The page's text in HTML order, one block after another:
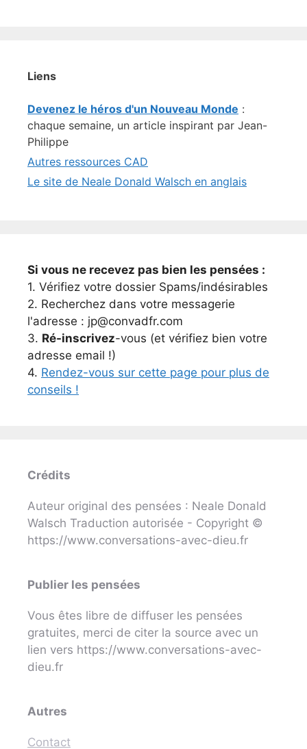
Liens
Devenez le héros d'un Nouveau Monde :
chaque semaine, un article inspirant par Jean-
Philippe
Autres ressources CAD
Le site de Neale Donald Walsch en anglais
Si vous ne recevez pas bien les pensées :
1. Vérifiez votre dossier Spams/indésirables
2. Recherchez dans votre messagerie
l'adresse : jp@convadfr.com
3. Ré-inscrivez-vous (et vérifiez bien votre
adresse email !)
4. Rendez-vous sur cette page pour plus de
conseils !
Crédits
Auteur original des pensées : Neale Donald
Walsch Traduction autorisée - Copyright ©
https://www.conversations-avec-dieu.fr
Publier les pensées
Vous êtes libre de diffuser les pensées
gratuites, merci de citer la source avec un
lien vers https://www.conversations-avec-
dieu.fr
Autres
Contact